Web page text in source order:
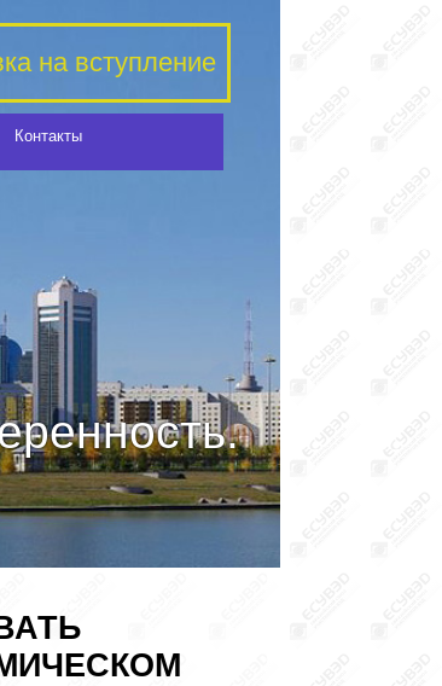
Контакты
на вступление